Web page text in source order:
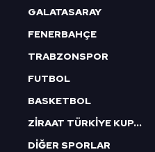
GALATASARAY
FENERBAHÇE
TRABZONSPOR
FUTBOL
BASKETBOL
ZİRAAT TÜRKİYE KUPASI
DİĞER SPORLAR